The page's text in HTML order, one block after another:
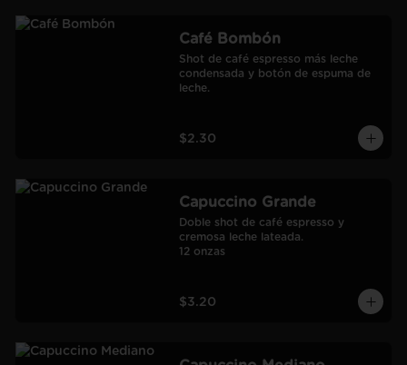
Café Bombón
Shot de café espresso más leche
condensada y botón de espuma de
leche.
$2.30
Capuccino Grande
Doble shot de café espresso y
cremosa leche lateada.
12 onzas
$3.20